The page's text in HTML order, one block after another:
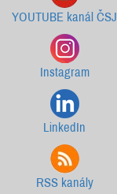
YOUTUBE kanál ČSJ
Instagram
LinkedIn
RSS kanály